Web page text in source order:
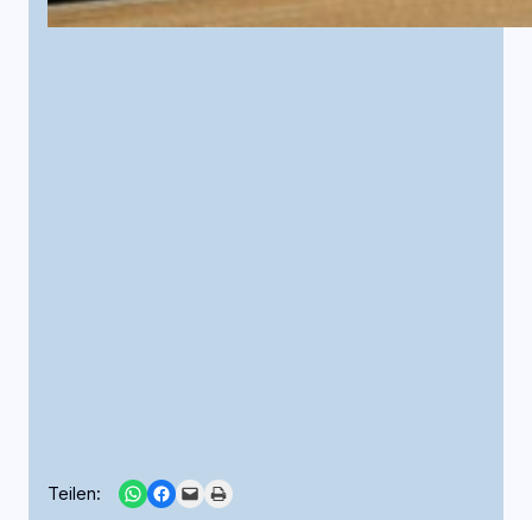
Teilen: Share on WhatsApp
Share on Facebook
Email this PagePrint this Page